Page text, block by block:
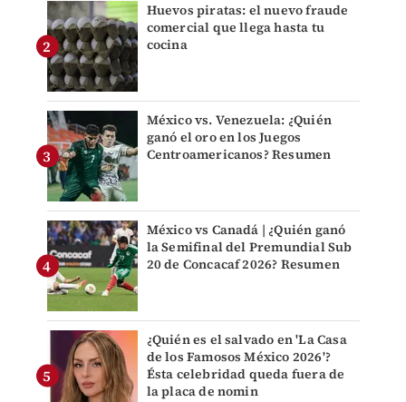
Huevos piratas: el nuevo fraude
comercial que llega hasta tu
cocina
México vs. Venezuela: ¿Quién
ganó el oro en los Juegos
Centroamericanos? Resumen
México vs Canadá | ¿Quién ganó
la Semifinal del Premundial Sub
20 de Concacaf 2026? Resumen
¿Quién es el salvado en 'La Casa
de los Famosos México 2026'?
Ésta celebridad queda fuera de
la placa de nomin